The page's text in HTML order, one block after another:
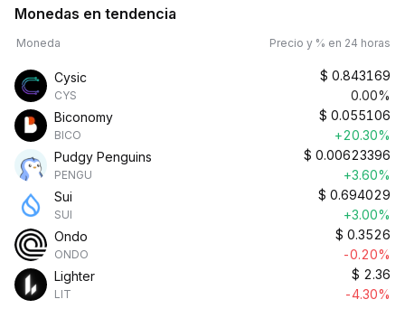
Monedas en tendencia
Moneda Precio y % en 24 horas
Cysic
CYS
$ 0.843169
0.00%
Biconomy
BICO
$ 0.055106
+20.30%
Pudgy Penguins
PENGU
$ 0.00623396
+3.60%
Sui
SUI
$ 0.694029
+3.00%
Ondo
ONDO
$ 0.3526
-0.20%
Lighter
LIT
$ 2.36
-4.30%